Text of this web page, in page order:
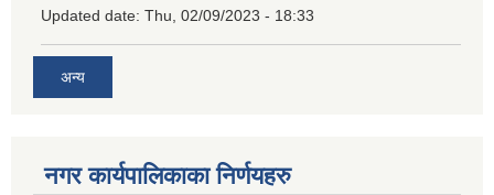
Updated date: Thu, 02/09/2023 - 18:33
अन्य
नगर कार्यपालिकाका निर्णयहरु